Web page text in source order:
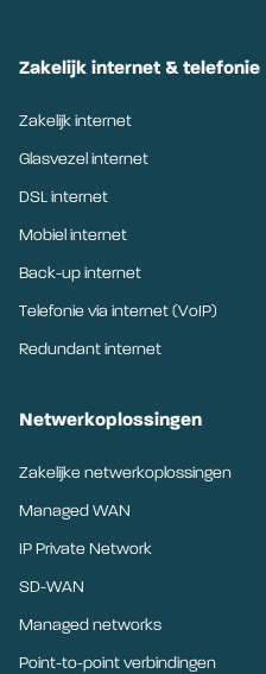
Zakelijk internet & telefonie
Zakelijk internet
Glasvezel internet
DSL internet
Mobiel internet
Back-up internet
Telefonie via internet (VoIP)
Redundant internet
Netwerkoplossingen
Zakelijke netwerkoplossingen
Managed WAN
IP Private Network
SD-WAN
Managed networks
Point-to-point verbindingen